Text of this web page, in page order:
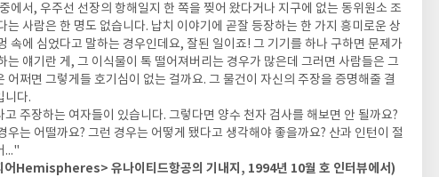
에서, 우주선 선장의 항해일지 한 쪽을 찢어 왔다거나 지구에 없는 동위원소 조
는 사람은 한 명도 없습니다. 납치 이야기에 곧잘 등장하는 한 가지 흥미로운 상
속에 심었다고 말하는 경우인데요, 잘된 일이죠! 그 기기를 하나 구하면 문제가
는 얘기란 게, 그 이식물이 톡 떨어져버리는 경우가 많은데 그러면 사람들은 그
어쩌면 그렇게들 호기심이 없는 걸까요. 그 물건이 자신의 주장을 증명해줄 결
니다.
주장하는 여자들이 있습니다. 그렇다면 양수 천자 검사를 해보면 안 될까요?
는 어떨까요? 그런 경우는 어떻게 됐다고 생각해야 좋을까요? 산과 인턴이 절
..."
어Hemispheres> 유나이티드항공의 기내지, 1994년 10월 호 인터뷰에서)